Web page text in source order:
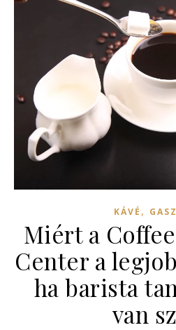
KÁVÉ ,
Miért a
Center a
ha barista
van